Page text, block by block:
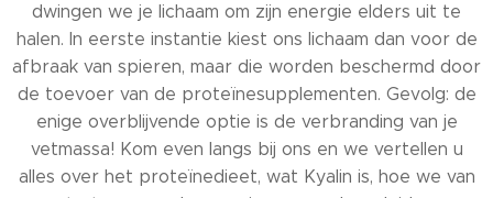
dwingen we je lichaam om zijn energie elders uit te
halen. In eerste instantie kiest ons lichaam dan voor de
afbraak van spieren, maar die worden beschermd door
de toevoer van de proteïnesupplementen. Gevolg: de
enige overblijvende optie is de verbranding van je
vetmassa! Kom even langs bij ons en we vertellen u
alles over het proteïnedieet, wat Kyalin is, hoe we van